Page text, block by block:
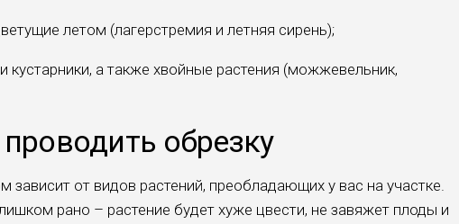
летом (лагерстремия и летняя сирень);
кустарники, а также хвойные растения (можжевельник,
обрезку
зависит от видов растений, преобладающих у вас на участке.
рано – растение будет хуже цвести, не завяжет плоды и